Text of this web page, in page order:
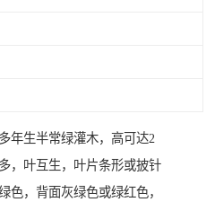
年生半常绿灌木，高可达2
，叶互生，叶片条形或披针
色，背面灰绿色或绿红色，